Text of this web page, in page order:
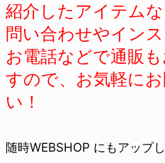
紹介したアイテム
問い合わせやインス
お電話などで通販
すので、お気軽に
い！
随時WEBSHOP にもアップ